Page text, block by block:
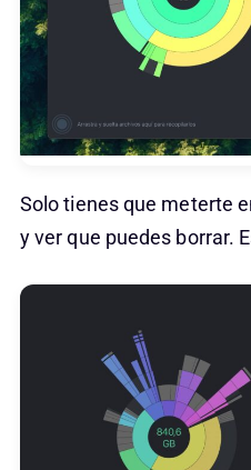
Solo tienes que meterte
y ver que puedes borrar.